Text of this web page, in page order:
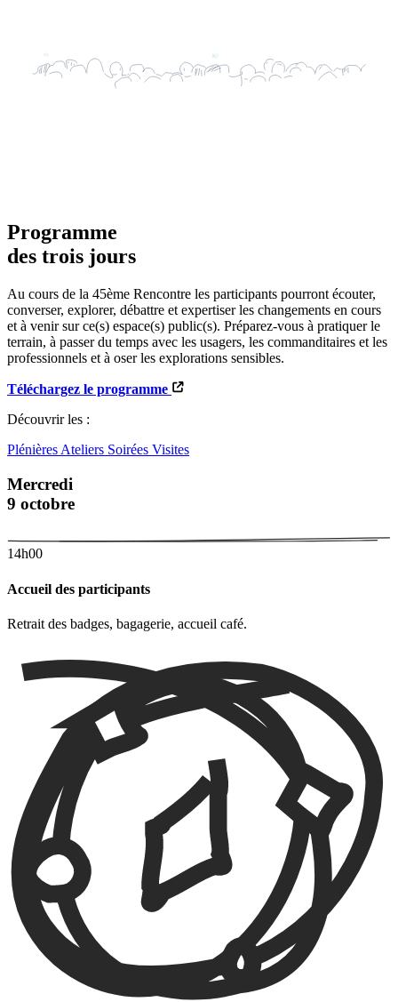
Programme
des trois jours
Au cours de la 45ème Rencontre les participants pourront écouter,
converser, explorer, débattre et expertiser les changements en cours
et à venir sur ce(s) espace(s) public(s). Préparez-vous à pratiquer le
terrain, à passer du temps avec les usagers, les commanditaires et les
professionnels et à oser les explorations sensibles.
Téléchargez le programme
Découvrir les :
Plénières Ateliers Soirées Visites
Mercredi
9 octobre
14h00
Accueil des participants
Retrait des badges, bagagerie, accueil café.